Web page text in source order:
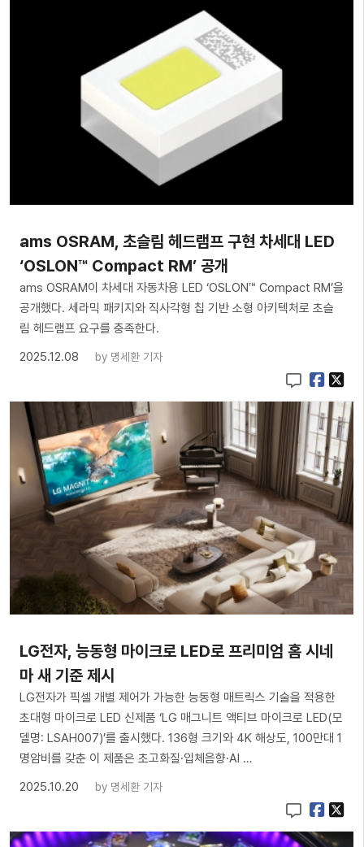
ams OSRAM, 초슬림 헤드램프 구현 차세대 LED
‘OSLON™ Compact RM’ 공개
ams OSRAM이 차세대 자동차용 LED ‘OSLON™ Compact RM’을
공개했다. 세라믹 패키지와 직사각형 칩 기반 소형 아키텍처로 초슬
림 헤드램프 요구를 충족한다.
2025.12.08
by 명세환 기자
LG전자, 능동형 마이크로 LED로 프리미엄 홈 시네
마 새 기준 제시
LG전자가 픽셀 개별 제어가 가능한 능동형 매트릭스 기술을 적용한
초대형 마이크로 LED 신제품 ‘LG 매그니트 액티브 마이크로 LED(모
델명: LSAH007)’를 출시했다. 136형 크기와 4K 해상도, 100만대 1
명암비를 갖춘 이 제품은 초고화질·입체음향·AI …
2025.10.20
by 명세환 기자